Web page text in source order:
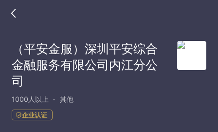
（平安金服）深圳平安综合
金融服务有限公司内江分公
司
1000人以上 其他
企业认证